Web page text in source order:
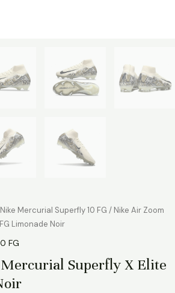
Nike Mercurial Superfly 10 FG / Nike Air Zoom
Limonade Noir
FG
Superfly X Elite